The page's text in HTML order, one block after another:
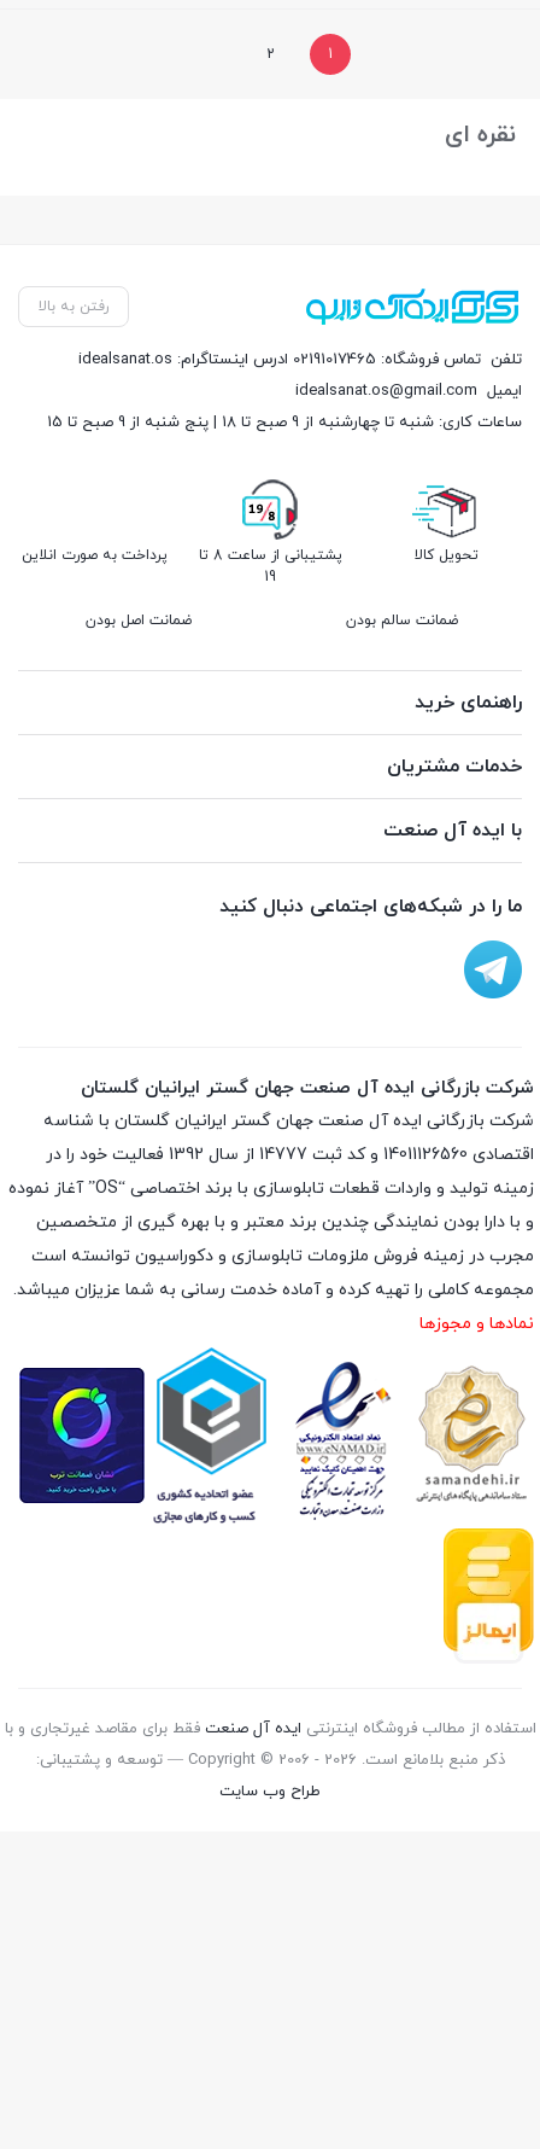
1
2
نقره ای
رفتن به بالا
تلفن تماس فروشگاه: 02191017465 ادرس اینستاگرام: idealsanat.os
ایمیل idealsanat.os@gmail.com
ساعات کاری: شنبه تا چهارشنبه از 9 صبح تا 18 | پنج شنبه از 9 صبح تا 15
تحویل کالا
پشتیبانی از ساعت 8 تا
19
پرداخت به صورت انلاین
ضمانت سالم بودن ضمانت اصل بودن
راهنمای خرید
خدمات مشتریان
با ایده آل صنعت
ما را در شبکه‌های اجتماعی دنبال کنید
شرکت بازرگانی ایده آل صنعت جهان گستر ایرانیان گلستان
شرکت بازرگانی ایده آل صنعت جهان گستر ایرانیان گلستان با شناسه
اقتصادی 14011126560 و کد ثبت 14777 از سال 1392 فعالیت خود را در
زمینه تولید و واردات قطعات تابلوسازی با برند اختصاصی “OS” آغاز نموده
و با دارا بودن نمایندگی چندین برند معتبر و با بهره گیری از متخصصین
مجرب در زمینه فروش ملزومات تابلوسازی و دکوراسیون توانسته است
مجموعه کاملی را تهیه کرده و آماده خدمت رسانی به شما عزیزان میباشد.
نمادها و مجوزها
استفاده از مطالب فروشگاه اینترنتی ایده آل صنعت فقط برای مقاصد غیرتجاری و با
ذکر منبع بلامانع است. Copyright © 2006 - 2026 — توسعه و پشتیبانی:
طراح وب سایت